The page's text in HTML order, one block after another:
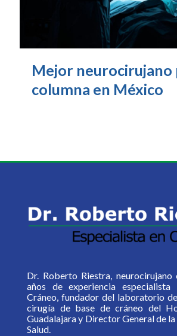
Mejor neurocirujano
columna en México
Dr. Roberto Riestra,
años de experiencia
Cráneo, fundador del laboratorio
cirugía de base de cráneo del
Guadalajara y Director General de
Salud.